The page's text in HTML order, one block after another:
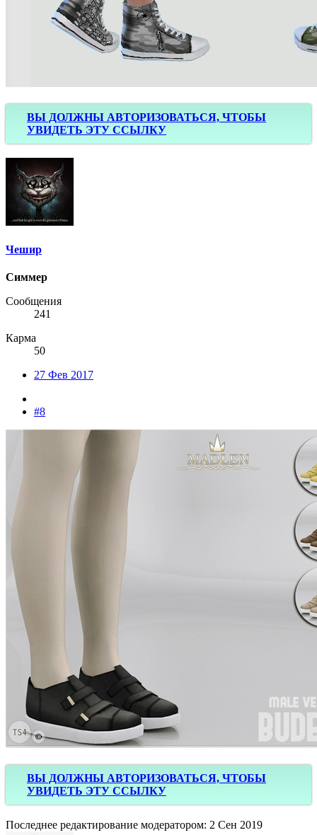
ВЫ ДОЛЖНЫ АВТОРИЗОВАТЬСЯ, ЧТОБЫ
УВИДЕТЬ ЭТУ ССЫЛКУ
Чешир
Симмер
Сообщения
241
Карма
50
27 Фев 2017
#8
ВЫ ДОЛЖНЫ АВТОРИЗОВАТЬСЯ, ЧТОБЫ
УВИДЕТЬ ЭТУ ССЫЛКУ
Последнее редактирование модератором: 2 Сен 2019